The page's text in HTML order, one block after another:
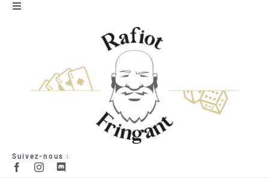
Passer
Suivez-nous :
Toggle